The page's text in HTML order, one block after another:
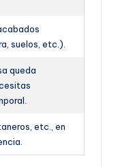
suelos, etc.).
queda
etc., en